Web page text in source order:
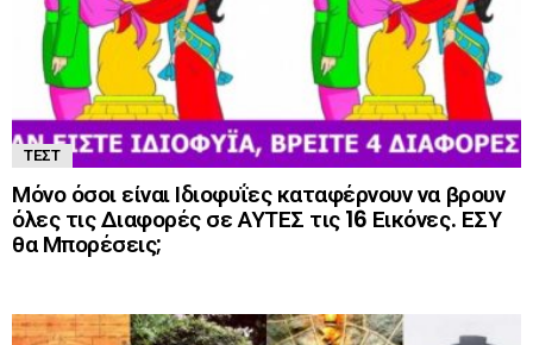
ΤΕΣΤ
Μόνο όσοι είναι Ιδιοφυΐες καταφέρνουν να βρουν
όλες τις Διαφορές σε ΑΥΤΕΣ τις 16 Εικόνες. ΕΣΥ
θα Μπορέσεις;